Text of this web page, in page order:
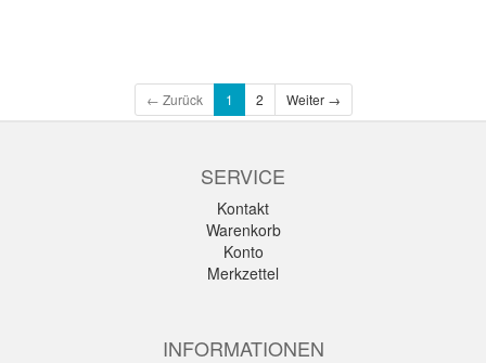
← Zurück 1 2 Weiter →
SERVICE
Kontakt
Warenkorb
Konto
Merkzettel
INFORMATIONEN